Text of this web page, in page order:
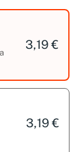
3,19 €
3,19 €